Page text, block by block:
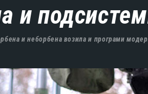
и
и неборбена возила и програми